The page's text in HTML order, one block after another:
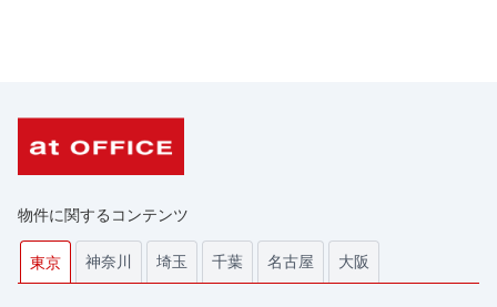
物件に関するコンテンツ
東京 神奈川 埼玉 千葉 名古屋 大阪